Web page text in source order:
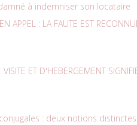
à indemniser son locataire
APPEL : LA FAUTE EST
ET D'HEBERGEMENT
: deux notions distinctes